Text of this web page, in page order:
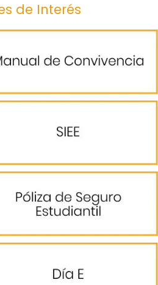
de Interés